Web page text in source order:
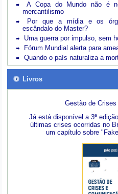
A Copa do Mundo não é
mercantilismo
Por que a mídia e os
escândalo do Master?
Uma guerra por impulso, sem
Fórum Mundial alerta para
Quando o país naturaliza a
Livros
Gestão de
Já está disponível a 3ª
últimas crises ocorridas no
um capítulo sobre